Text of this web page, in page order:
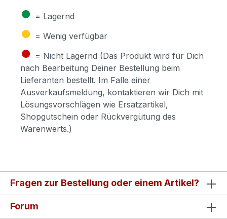
● = Lagernd
● = Wenig verfügbar
● = Nicht Lagernd (Das Produkt wird für Dich
nach Bearbeitung Deiner Bestellung beim
Lieferanten bestellt. Im Falle einer
Ausverkaufsmeldung, kontaktieren wir Dich mit
Lösungsvorschlägen wie Ersatzartikel,
Shopgutschein oder Rückvergütung des
Warenwerts.)
Fragen zur Bestellung oder einem Artikel?
Forum